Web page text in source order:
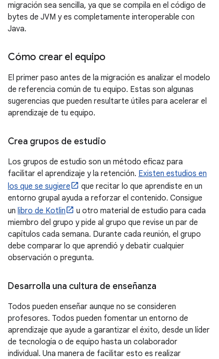
migración sea sencilla, ya que se compila en el código de
bytes de JVM y es completamente interoperable con
Java.
Cómo crear el equipo
El primer paso antes de la migración es analizar el modelo
de referencia común de tu equipo. Estas son algunas
sugerencias que pueden resultarte útiles para acelerar el
aprendizaje de tu equipo.
Crea grupos de estudio
Los grupos de estudio son un método eficaz para
facilitar el aprendizaje y la retención. Existen estudios en
los que se sugiere
que recitar lo que aprendiste en un
entorno grupal ayuda a reforzar el contenido. Consigue
un libro de Kotlin
u otro material de estudio para cada
miembro del grupo y pide al grupo que revise un par de
capítulos cada semana. Durante cada reunión, el grupo
debe comparar lo que aprendió y debatir cualquier
observación o pregunta.
Desarrolla una cultura de enseñanza
Todos pueden enseñar aunque no se consideren
profesores. Todos pueden fomentar un entorno de
aprendizaje que ayude a garantizar el éxito, desde un líder
de tecnología o de equipo hasta un colaborador
individual. Una manera de facilitar esto es realizar